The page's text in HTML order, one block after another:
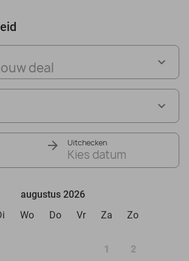
deal
Uitchecken
Kies datum
augustus 2026
Wo Do Vr Za Zo
1 2